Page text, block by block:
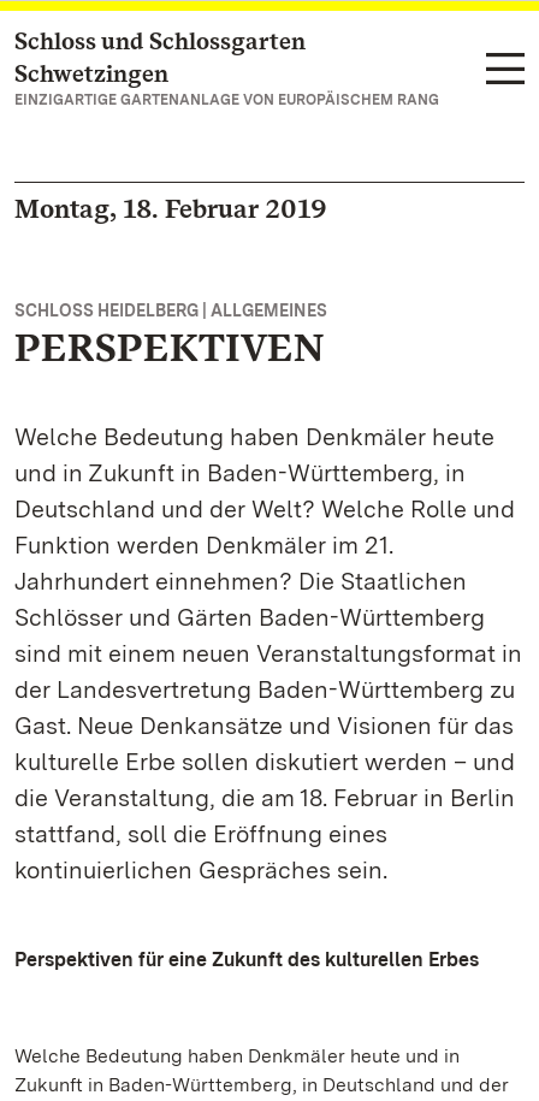
Zum Hauptinhalt springen
Schloss und Schlossgarten
Schwetzingen
EINZIGARTIGE GARTENANLAGE VON EUROPÄISCHEM RANG
Montag, 18. Februar 2019
SCHLOSS HEIDELBERG | ALLGEMEINES
PERSPEKTIVEN
Welche Bedeutung haben Denkmäler heute
und in Zukunft in Baden-Württemberg, in
Deutschland und der Welt? Welche Rolle und
Funktion werden Denkmäler im 21.
Jahrhundert einnehmen? Die Staatlichen
Schlösser und Gärten Baden-Württemberg
sind mit einem neuen Veranstaltungsformat in
der Landesvertretung Baden-Württemberg zu
Gast. Neue Denkansätze und Visionen für das
kulturelle Erbe sollen diskutiert werden – und
die Veranstaltung, die am 18. Februar in Berlin
stattfand, soll die Eröffnung eines
kontinuierlichen Gespräches sein.
Perspektiven für eine Zukunft des kulturellen Erbes
Welche Bedeutung haben Denkmäler heute und in
Zukunft in Baden-Württemberg, in Deutschland und der